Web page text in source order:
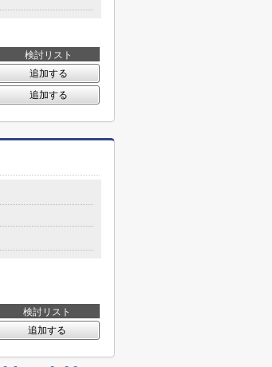
検討リスト
追加する
追加する
検討リスト
追加する